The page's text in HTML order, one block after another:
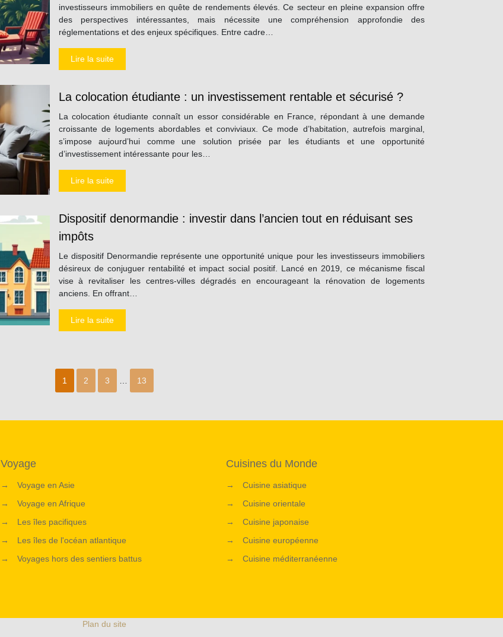
investisseurs immobiliers en quête de rendements élevés. Ce secteur en pleine expansion offre
des perspectives intéressantes, mais nécessite une compréhension approfondie des
réglementations et des enjeux spécifiques. Entre cadre…
Lire la suite
La colocation étudiante : un investissement rentable et sécurisé ?
La colocation étudiante connaît un essor considérable en France, répondant à une demande
croissante de logements abordables et conviviaux. Ce mode d’habitation, autrefois marginal,
s’impose aujourd’hui comme une solution prisée par les étudiants et une opportunité
d’investissement intéressante pour les…
Lire la suite
Dispositif denormandie : investir dans l’ancien tout en réduisant ses
impôts
Le dispositif Denormandie représente une opportunité unique pour les investisseurs immobiliers
désireux de conjuguer rentabilité et impact social positif. Lancé en 2019, ce mécanisme fiscal
vise à revitaliser les centres-villes dégradés en encourageant la rénovation de logements
anciens. En offrant…
Lire la suite
1 2 3 13
Voyage
→
Voyage en Asie
→
Voyage en Afrique
→
Les îles pacifiques
→
Les îles de l'océan atlantique
→
Voyages hors des sentiers battus
Cuisines du Monde
→
Cuisine asiatique
→
Cuisine orientale
→
Cuisine japonaise
→
Cuisine européenne
→
Cuisine méditerranéenne
Plan du site